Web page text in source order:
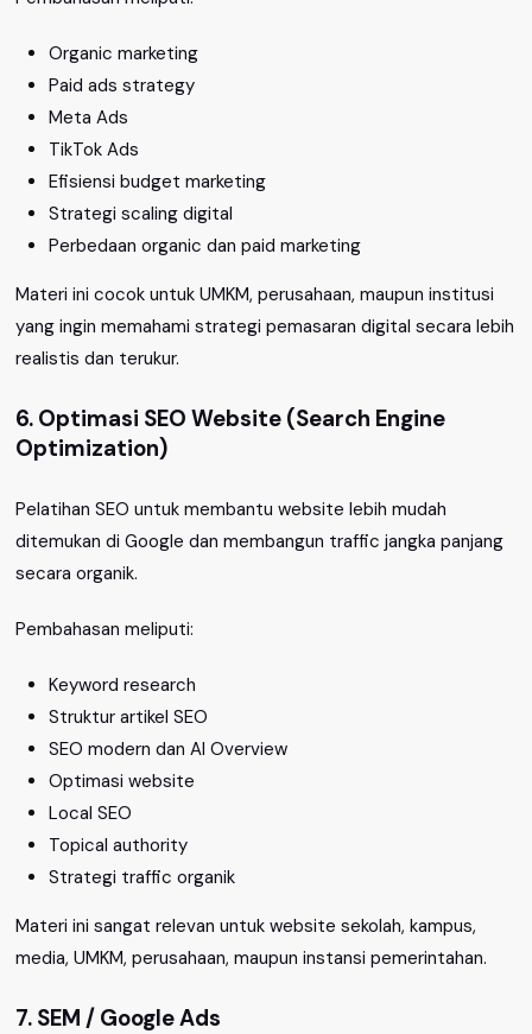
Organic marketing
Paid ads strategy
Meta Ads
TikTok Ads
Efisiensi budget marketing
Strategi scaling digital
Perbedaan organic dan paid marketing
Materi ini cocok untuk UMKM, perusahaan, maupun institusi
yang ingin memahami strategi pemasaran digital secara lebih
realistis dan terukur.
6. Optimasi SEO Website (Search Engine
Optimization)
Pelatihan SEO untuk membantu website lebih mudah
ditemukan di Google dan membangun traffic jangka panjang
secara organik.
Pembahasan meliputi:
Keyword research
Struktur artikel SEO
SEO modern dan AI Overview
Optimasi website
Local SEO
Topical authority
Strategi traffic organik
Materi ini sangat relevan untuk website sekolah, kampus,
media, UMKM, perusahaan, maupun instansi pemerintahan.
7. SEM / Google Ads